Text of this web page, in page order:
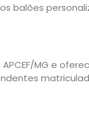
balões
MG e